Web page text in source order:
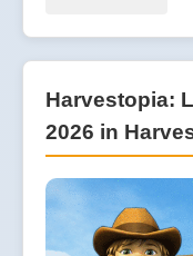
Harvestopia:
2026 in